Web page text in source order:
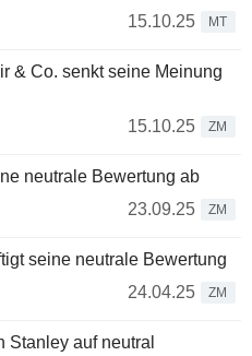
15.10.25
MT
& Co. senkt seine Meinung
15.10.25
ZM
neutrale Bewertung ab
23.09.25
ZM
seine neutrale Bewertung
24.04.25
ZM
Stanley auf neutral